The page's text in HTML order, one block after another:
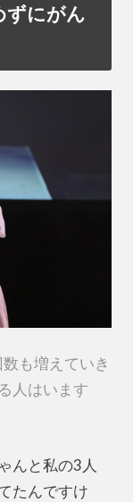
ずにがん
も増えていき
人はいます
んと私の3人
たんですけ